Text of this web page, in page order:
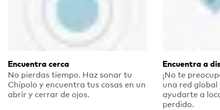
Encuentra cerca
No pierdas tiempo. Haz sonar tu
Chipolo y encuentra tus cosas en un
abrir y cerrar de ojos.
Encuentra a
¡No te
una red
ayudarte a
perdido.